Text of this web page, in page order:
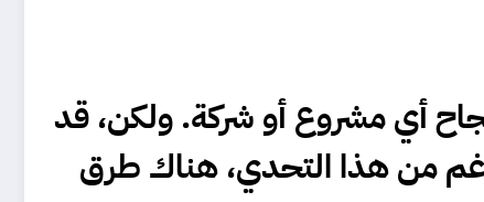
أي مشروع أو شركة. ولكن، قد
من هذا التحدي، هناك طرق